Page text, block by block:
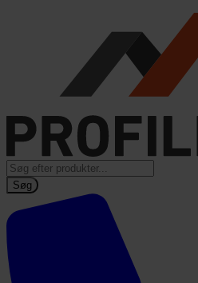
Products
search
Søg